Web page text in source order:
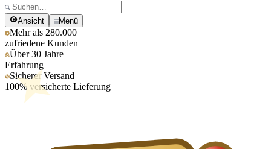
Ansicht Menü
Mehr als 280.000
zufriedene Kunden
Über 30 Jahre
Erfahrung
Sicherer Versand
100% versicherte Lieferung